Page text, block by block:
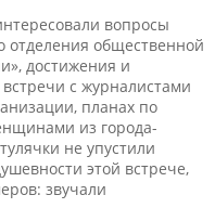
вопросы
отделения общественной
достижения и
с журналистами
планах по
из города-
не упустили
этой встрече,
звучали